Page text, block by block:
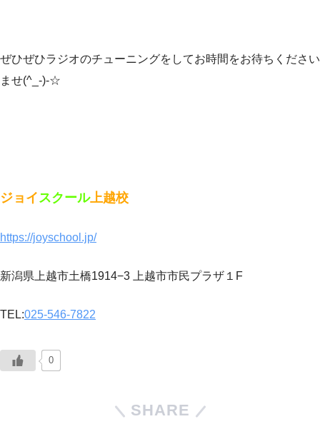
ぜひぜひラジオのチューニングをしてお時間をお待ちください
ませ(^_-)-☆
ジョイスクール上越校
https://joyschool.jp/
新潟県上越市土橋1914−3 上越市市民プラザ１F
TEL:025-546-7822
0
SHARE